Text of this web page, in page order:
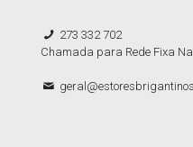
273 332 702
Chamada para Rede Fixa